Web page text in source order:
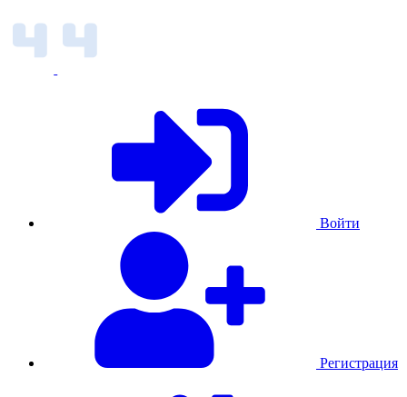
Войти
Регистрация